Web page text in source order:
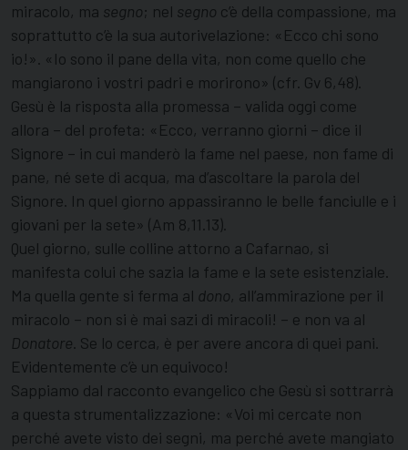
miracolo, ma segno; nel segno c’è della compassione, ma
soprattutto c’è la sua autorivelazione: «Ecco chi sono
io!». «Io sono il pane della vita, non come quello che
mangiarono i vostri padri e morirono» (cfr. Gv 6,48).
Gesù è la risposta alla promessa – valida oggi come
allora – del profeta: «Ecco, verranno giorni – dice il
Signore – in cui manderò la fame nel paese, non fame di
pane, né sete di acqua, ma d’ascoltare la parola del
Signore. In quel giorno appassiranno le belle fanciulle e i
giovani per la sete» (Am 8,11.13).
Quel giorno, sulle colline attorno a Cafarnao, si
manifesta colui che sazia la fame e la sete esistenziale.
Ma quella gente si ferma al dono, all’ammirazione per il
miracolo – non si è mai sazi di miracoli! – e non va al
Donatore . Se lo cerca, è per avere ancora di quei pani.
Evidentemente c’è un equivoco!
Sappiamo dal racconto evangelico che Gesù si sottrarrà
a questa strumentalizzazione: «Voi mi cercate non
perché avete visto dei segni, ma perché avete mangiato